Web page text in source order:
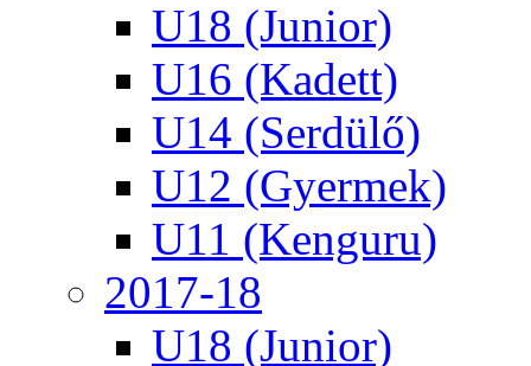
U18 (Junior)
U16 (Kadett)
U14 (Serdülő)
U12 (Gyermek)
U11 (Kenguru)
2017-18
U18 (Junior)